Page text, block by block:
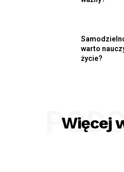
warto
życie?
Więcej